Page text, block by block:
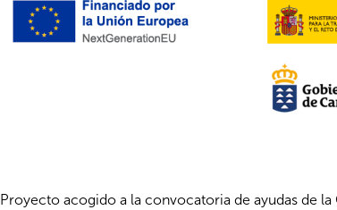
Proyecto acogido a la convocatoria de ayudas de